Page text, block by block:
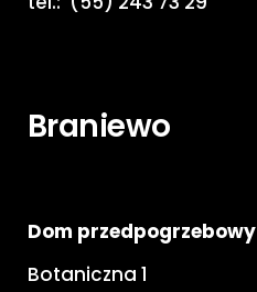
Braniewo
Dom przedpogrzebowy
Botaniczna 1